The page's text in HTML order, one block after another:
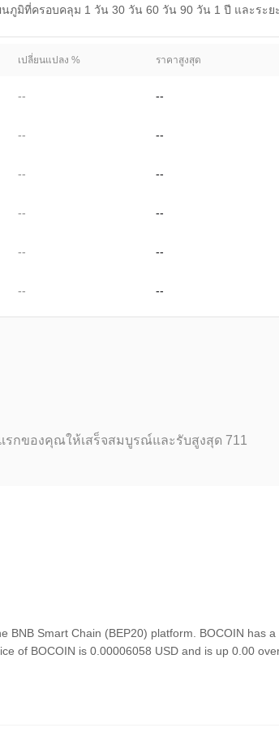
ภูมิที่ครอบคลุม 1 วัน 30 วัน 60 วัน 90 วัน 1 ปี และระย
เปลี่ยนแปลง % ราคาสูงสุด
-- --
-- --
-- --
-- --
-- --
-- --
กของคุณให้เสร็จสมบูรณ์และรับสูงสุด 711
BNB Smart Chain (BEP20) platform. BOCOIN has
of BOCOIN is 0.00006058 USD and is up 0.00